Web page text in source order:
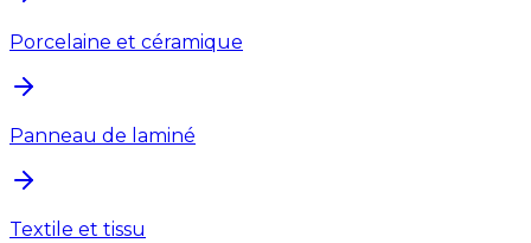
Porcelaine et céramique
Panneau de laminé
Textile et tissu